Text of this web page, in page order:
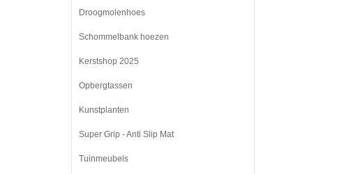
Droogmolenhoes
Schommelbank hoezen
Kerstshop 2025
Opbergtassen
Kunstplanten
Super Grip - Anti Slip Mat
Tuinmeubels